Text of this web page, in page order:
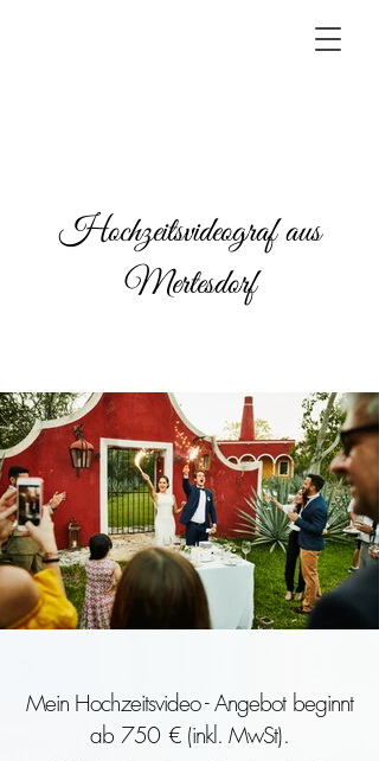
Hochzeitsvideograf aus
Mertesdorf
Mein Hochzeitsvideo - Angebot beginnt
ab 750 € (inkl. MwSt).